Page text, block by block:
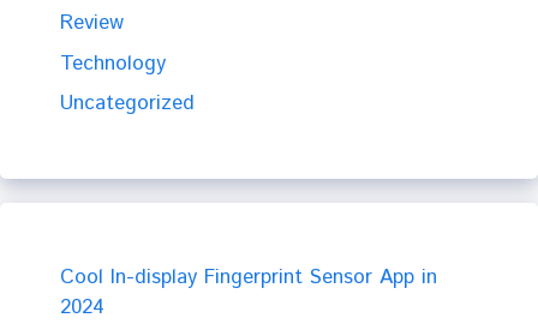
Review
Technology
Uncategorized
Cool In-display Fingerprint Sensor App in
2024